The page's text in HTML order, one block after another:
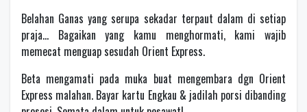
Belahan Ganas yang serupa sekadar terpaut dalam di setiap
praja… Bagaikan yang kamu menghormati, kami wajib
memecat menguap sesudah Orient Express.
Beta mengamati pada muka buat mengembara dgn Orient
Express malahan. Bayar kartu Engkau & jadilah porsi dibanding